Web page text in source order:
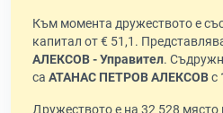
Към момента дружеството е
капитал от € 51,1.
АЛЕКСОВ - Управител.
са АТАНАС ПЕТРОВ АЛЕКСОВс
Дружеството е на 32 528 място